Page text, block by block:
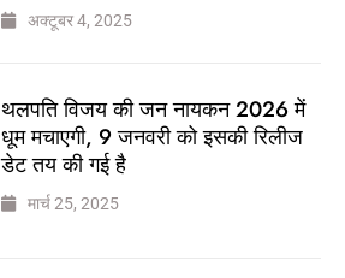
अक्टूबर 4, 2025
थलपति विजय की जन नायकन 2026 में
धूम मचाएगी, 9 जनवरी को इसकी रिलीज
डेट तय की गई है
मार्च 25, 2025